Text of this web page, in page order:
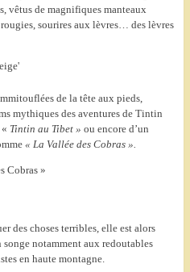
vêtus de magnifiques manteaux
sourires aux lèvres… des lèvres
de la tête aux pieds,
mythiques des aventures de Tintin
Tintin au Tibet» ou encore d’un
« La Vallée des Cobras ».
des choses terribles, elle est alors
songe notamment aux redoutables
en haute montagne.